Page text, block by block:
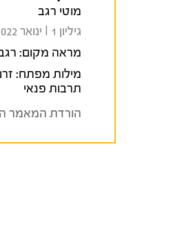
מוטי רגב
גיליון 1 I ינואר 2022
מראה מקום: רגב, מוטי
מילות מפתח:
תרבות פנאי
הורדת המאמר